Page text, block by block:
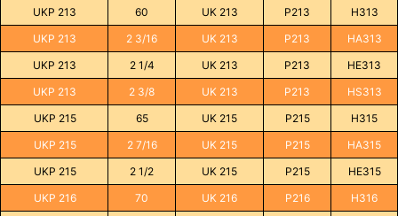
UKP 213
60 UK 213 P213
H313
UKP 213
2 3/16 UK 213 P213
HA313
UKP 213
2 1/4 UK 213 P213
HE313
UKP 213
2 3/8 UK 213 P213
HS313
UKP 215
65 UK 215 P215
H315
UKP 215
2 7/16 UK 215 P215
HA315
UKP 215
2 1/2 UK 215 P215
HE315
UKP 216
70 UK 216 P216
H316